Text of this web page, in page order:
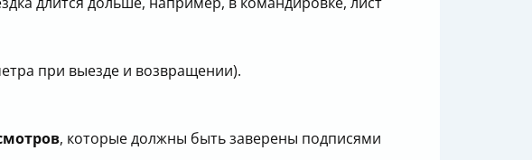
при выезде и возвращении).
, которые должны быть заверены подписями